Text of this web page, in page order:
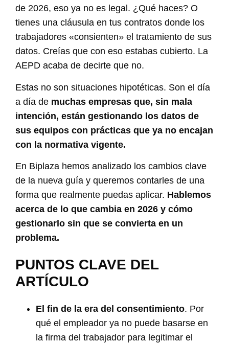
de 2026, eso ya no es legal. ¿Qué haces? O
tienes una cláusula en tus contratos donde los
trabajadores «consienten» el tratamiento de sus
datos. Creías que con eso estabas cubierto. La
AEPD acaba de decirte que no.
Estas no son situaciones hipotéticas. Son el día
a día de muchas empresas que, sin mala
intención, están gestionando los datos de
sus equipos con prácticas que ya no encajan
con la normativa vigente.
En Biplaza hemos analizado los cambios clave
de la nueva guía y queremos contarles de una
forma que realmente puedas aplicar. Hablemos
acerca de lo que cambia en 2026 y cómo
gestionarlo sin que se convierta en un
problema.
PUNTOS CLAVE DEL
ARTÍCULO
El fin de la era del consentimiento. Por
qué el empleador ya no puede basarse en
la firma del trabajador para legitimar el